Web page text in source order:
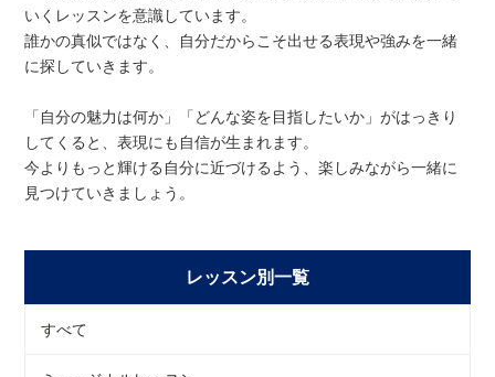
いくレッスンを意識しています。
誰かの真似ではなく、自分だからこそ出せる表現や強みを一緒
に探していきます。
「自分の魅力は何か」「どんな姿を目指したいか」がはっきり
してくると、表現にも自信が生まれます。
今よりもっと輝ける自分に近づけるよう、楽しみながら一緒に
見つけていきましょう。
レッスン別一覧
すべて